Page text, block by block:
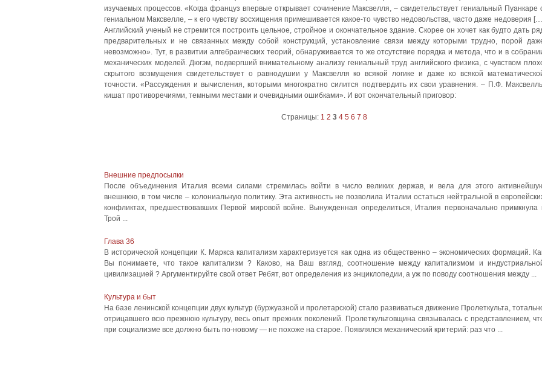
изучаемых процессов. «Когда француз впервые открывает сочинение Максвелля, – свидетельствует гениальный Пуанкаре
гениальном Максвелле, – к его чувству восхищения примешивается какое-то чувство недовольства, часто даже недоверия
Английский ученый не стремится построить цельное, стройное и окончательное здание. Скорее он хочет как будто дать
предварительных и не связанных между собой конструкций, установление связи между которыми трудно, порой
невозможно». Тут, в развитии алгебраических теорий, обнаруживается то же отсутствие порядка и метода, что и в
механических моделей. Дюгэм, подвергший внимательному анализу гениальный труд английского физика, с чувством
скрытого возмущения свидетельствует о равнодушии у Максвелля ко всякой логике и даже ко всякой
точности. «Рассуждения и вычисления, которыми многократно силится подтвердить их свои уравнения. – П.Ф.
кишат противоречиями, темными местами и очевидными ошибками». И вот окончательный приговор:
Страницы: 1 2 3 4 5 6 7 8
Внешние предпосылки
После объединения Италия всеми силами стремилась войти в число великих держав, и вела для этого
внешнюю, в том числе – колониальную политику. Эта активность не позволила Италии остаться нейтральной в
конфликтах, предшествовавших Первой мировой войне. Вынужденная определиться, Италия первоначально примкнула
Трой ...
Глава 36
В исторической концепции К. Маркса капитализм характеризуется как одна из общественно – экономических формаций.
Вы понимаете, что такое капитализм ? Каково, на Ваш взгляд, соотношение между капитализмом и
цивилизацией ? Аргументируйте свой ответ Ребят, вот определения из энциклопедии, а уж по поводу соотношения между ...
Культура и быт
На базе ленинской концепции двух культур (буржуазной и пролетарской) стало развиваться движение Пролеткульта,
отрицавшего всю прежнюю культуру, весь опыт прежних поколений. Пролеткультовщина связывалась с представлением,
при социализме все должно быть по-новому — не похоже на старое. Появлялся механический критерий: раз что ...